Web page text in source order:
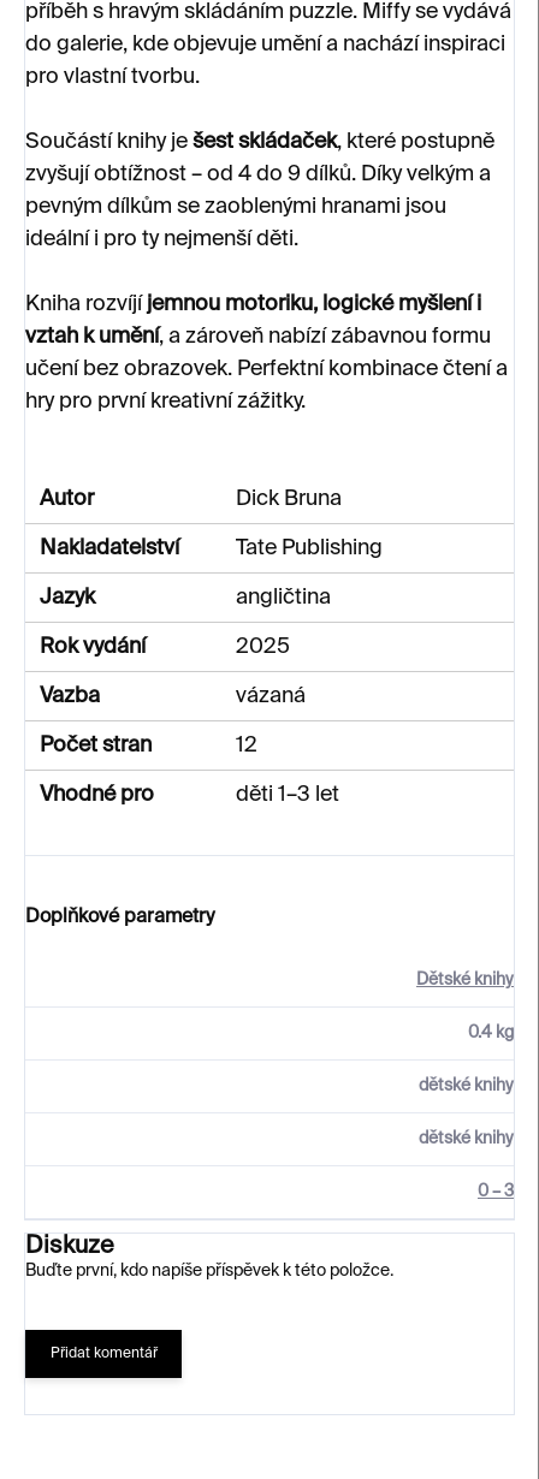
příběh s hravým skládáním puzzle. Miffy se vydává
do galerie, kde objevuje umění a nachází inspiraci
pro vlastní tvorbu.
Součástí knihy je šest skládaček, které postupně
zvyšují obtížnost – od 4 do 9 dílků. Díky velkým a
pevným dílkům se zaoblenými hranami jsou
ideální i pro ty nejmenší děti.
Kniha rozvíjí jemnou motoriku, logické myšlení i
vztah k umění, a zároveň nabízí zábavnou formu
učení bez obrazovek. Perfektní kombinace čtení a
hry pro první kreativní zážitky.
Autor Dick Bruna
Nakladatelství Tate Publishing
Jazyk angličtina
Rok vydání 2025
Vazba vázaná
Počet stran 12
Vhodné pro děti 1–3 let
Doplňkové parametry
Dětské knihy
0.4 kg
dětské knihy
dětské knihy
0 – 3
Diskuze
Buďte první, kdo napíše příspěvek k této položce.
Přidat komentář